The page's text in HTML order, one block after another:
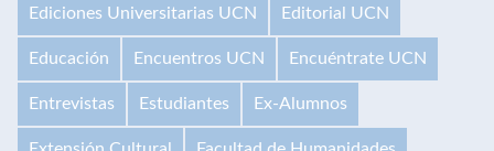
Ediciones Universitarias UCN Editorial UCN
Educación Encuentros UCN Encuéntrate UCN
Entrevistas Estudiantes Ex-Alumnos